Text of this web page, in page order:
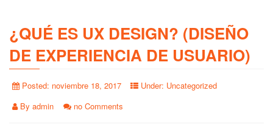
¿QUÉ ES UX DESIGN? (DISEÑO
DE EXPERIENCIA DE USUARIO)
Posted: noviembre 18, 2017 Under: Uncategorized
By admin no Comments